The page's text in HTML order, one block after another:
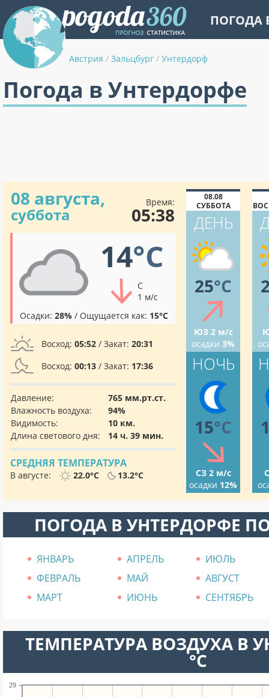
ПОГОДА
Австрия / Зальцбург / Унтердорф
Погода в Унтердорфе
08 августа,
суббота
Время:
05:38
14°C
С
1 м/с
Осадки: 28% / Ощущается как: 15°C
Восход: 05:52 / Закат: 20:31
Восход: 00:13 / Закат: 17:36
Давление:
765 мм.рт.ст.
Влажность воздуха:
94%
Видимость:
10 км.
Длина светового дня:
14 ч. 39 мин.
СРЕДНЯЯ ТЕМПЕРАТУРА
В августе: 22.0°C 13.2°C
08.08
СУББОТА
ДЕНЬ
25°C
ЮЗ 2 м/с
осадки 3%
НОЧЬ
15°C
СЗ 2 м/с
осадки 12%
ПОГОДА В УНТЕРДОРФЕ
ЯНВАРЬ АПРЕЛЬ
ИЮЛЬ
ФЕВРАЛЬ
МАЙ
АВГУСТ
МАРТ
ИЮНЬ СЕНТЯБРЬ
ТЕМПЕРАТУРА ВОЗДУХА В
°C
29